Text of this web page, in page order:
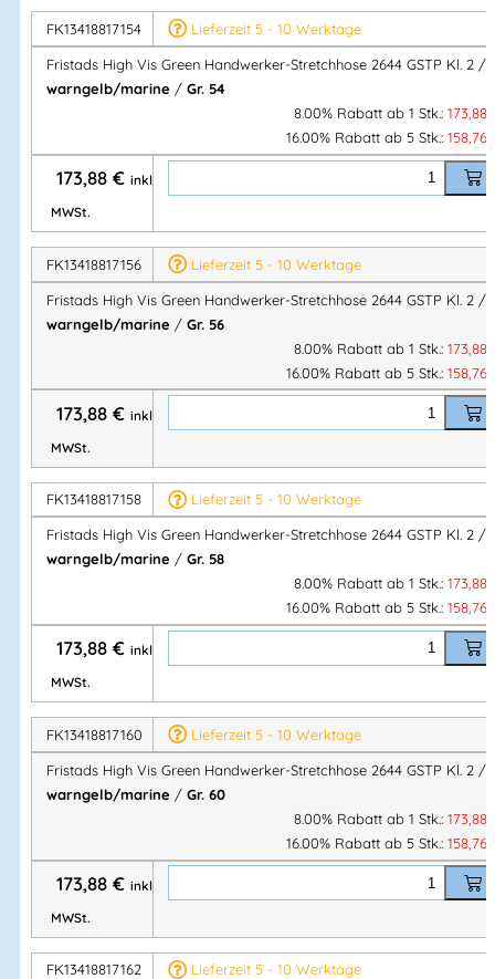
Ripstop-Stretch: 87 % Polyamid, 13 % Elastan
Gewicht:
Stretch: 260 g/m²
260 g/m²
Konzept
Stiby
Nachhaltigkeit & Komfort
Vorteile auf einen Blick
für erhöhte Sichtbarkeit
✔ Nachhaltige Materialien (biobasiert & recycelt)
✔ 4-Wege-Stretch für maximale Bewegungsfreiheit
✔ Robuste Verstärkungen aus Ripstop & CORDURA®
✔ Viele professionelle Werkzeug- & Funktionstaschen
✔PFAS-frei,OEKO-TEX®,EPD
Nachhaltige High-Vis-Handwerker-Stretchhose 2644 GSTP
von Fristads: 4-Wege-Stretch, CORDURA®-Verstärkungen,
viele Werkzeugtaschen, EN ISO 20471 Kl. 2, PFAS-frei.
Artikelnummer:FK134188 Kategorien:STIBY workwear,
Warnschutz,Bundhose,FRISTADS®,Hosen,Stretch
Bundhosen,Handwerker,Stretch Bundhosen,
Handwerkerhose,SCHUTZBEKLEIDUNG
Herstellerinformationen
Hersteller:
FK13418817154
Lieferzeit 5 - 10 Werktage
Fristads High Vis Green Handwerker-Stretchhose 2644 GSTP Kl. 2 /
warngelb/marine / Gr. 54
8.00% Rabatt ab 1 Stk.: 173,88
16.00% Rabatt ab 5 Stk.: 158,76
173,88 € inkl.
MWSt.
FK13418817156
Lieferzeit 5 - 10 Werktage
Fristads High Vis Green Handwerker-Stretchhose 2644 GSTP Kl. 2 /
warngelb/marine / Gr. 56
8.00% Rabatt ab 1 Stk.: 173,88
16.00% Rabatt ab 5 Stk.: 158,76
173,88 € inkl.
MWSt.
FK13418817158
Lieferzeit 5 - 10 Werktage
Fristads High Vis Green Handwerker-Stretchhose 2644 GSTP Kl. 2 /
warngelb/marine / Gr. 58
8.00% Rabatt ab 1 Stk.: 173,88
16.00% Rabatt ab 5 Stk.: 158,76
173,88 € inkl.
MWSt.
FK13418817160
Lieferzeit 5 - 10 Werktage
Fristads High Vis Green Handwerker-Stretchhose 2644 GSTP Kl. 2 /
warngelb/marine / Gr. 60
8.00% Rabatt ab 1 Stk.: 173,88
16.00% Rabatt ab 5 Stk.: 158,76
173,88 € inkl.
MWSt.
FK13418817162
Lieferzeit 5 - 10 Werktage